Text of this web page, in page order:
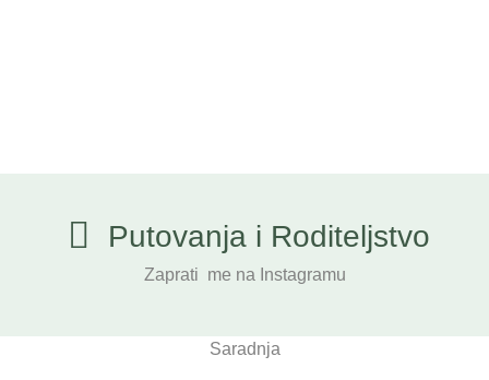
Putovanja i Roditeljstvo
Zaprati me na Instagramu
Saradnja